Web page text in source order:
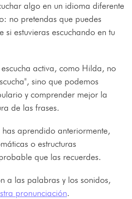
algo en un idioma diferente
no pretendas que puedes
si estuvieras escuchando en tu
activa, como Hilda, no
sino que podemos
y comprender mejor la
de las frases.
aprendido anteriormente,
o estructuras
que las recuerdes.
a las palabras y los sonidos,
pronunciación.